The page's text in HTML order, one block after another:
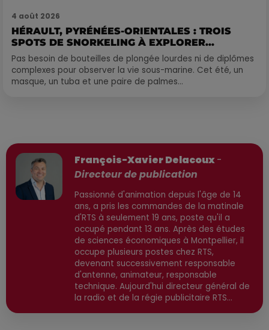
4 août 2026
HÉRAULT, PYRÉNÉES-ORIENTALES : TROIS
SPOTS DE SNORKELING À EXPLORER...
Pas besoin de bouteilles de plongée lourdes ni de diplômes
complexes pour observer la vie sous-marine. Cet été, un
masque, un tuba et une paire de palmes...
François-Xavier Delacoux-
Directeur de publication
Passionné d'animation depuis l'âge de 14
ans, a pris les commandes de la matinale
d'RTS à seulement 19 ans, poste qu'il a
occupé pendant 13 ans. Après des études
de sciences économiques à Montpellier, il
occupe plusieurs postes chez RTS,
devenant successivement responsable
d'antenne, animateur, responsable
technique. Aujourd'hui directeur général de
la radio et de la régie publicitaire RTS